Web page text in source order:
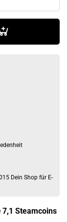
Dein Shop für E-
7,1 Steamcoins